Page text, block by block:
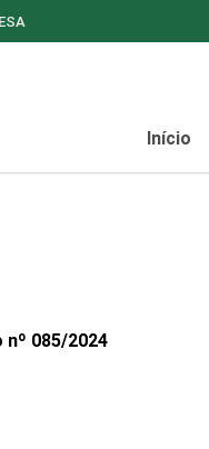
Início
nº 085/2024